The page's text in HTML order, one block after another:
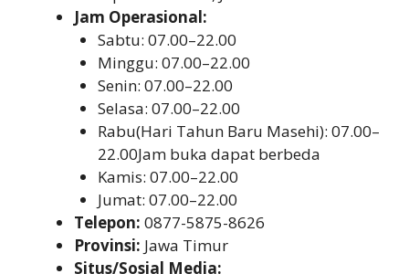
Jam Operasional:
Sabtu: 07.00–22.00
Minggu: 07.00–22.00
Senin: 07.00–22.00
Selasa: 07.00–22.00
Rabu(Hari Tahun Baru Masehi): 07.00–
22.00Jam buka dapat berbeda
Kamis: 07.00–22.00
Jumat: 07.00–22.00
Telepon: 0877-5875-8626
Provinsi: Jawa Timur
Situs/Sosial Media: